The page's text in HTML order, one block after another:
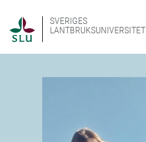
SVERIGES
LANTBRUKSUNIVERSITET